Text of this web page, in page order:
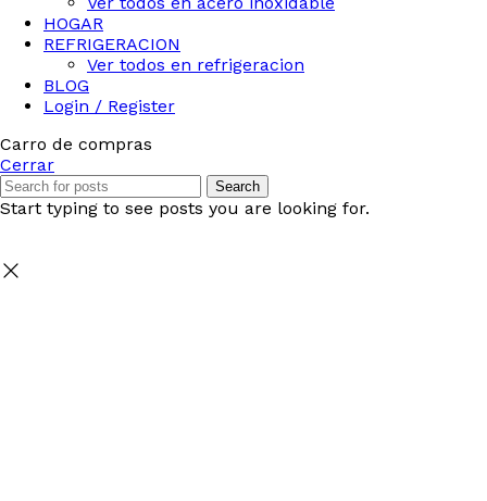
HOGAR
REFRIGERACION
Ver todos en refrigeracion
BLOG
Login / Register
Carro de compras
Cerrar
Search
Start typing to see posts you are looking for.